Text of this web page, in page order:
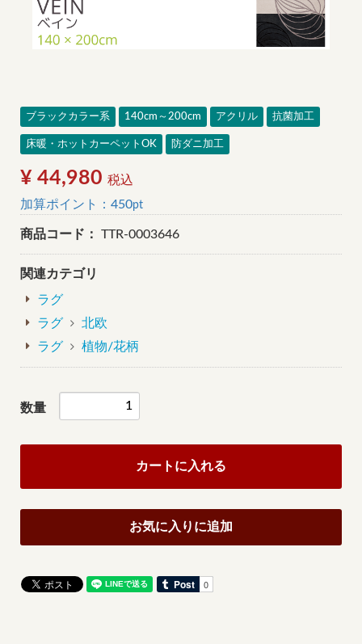
ブラックカラー系 140cm～200cm アクリル 抗菌加工
床暖・ホットカーペットOK 防ダニ加工
¥ 44,980 税込
加算ポイント： 450pt
商品コード： TTR-0003646
関連カテゴリ
ラグ
ラグ
北欧
ラグ
植物/花柄
数量
カートに入れる
お気に入りに追加